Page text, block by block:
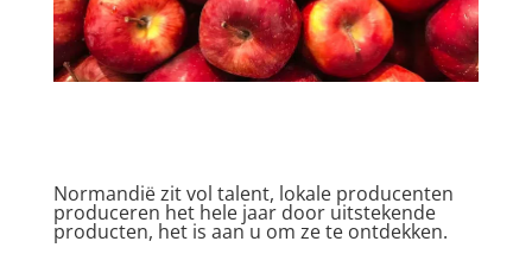
Normandië zit vol talent, lokale producenten
produceren het hele jaar door uitstekende
producten, het is aan u om ze te ontdekken.